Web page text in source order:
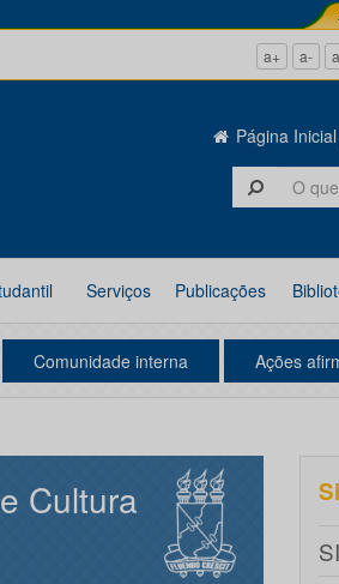
a+ a- a
Página Inicial
Serviços Publicações
Comunidade interna Ações
Cultura